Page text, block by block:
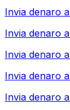
Invia denaro a
Invia denaro a
Invia denaro a
Invia denaro a
Invia denaro a